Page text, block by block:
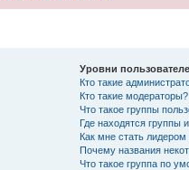
Уровни
Кто такие
Кто такие модераторы?
Что такое группы
Где находятся группы
Как мне стать лидером
Почему названия
Что такое группа по